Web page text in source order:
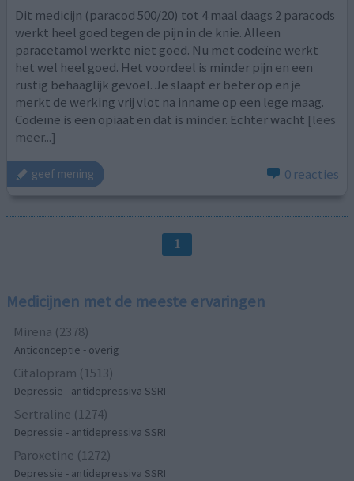
Dit medicijn (paracod 500/20) tot 4 maal daags 2 paracods
werkt heel goed tegen de pijn in de knie. Alleen
paracetamol werkte niet goed. Nu met codeïne werkt
het wel heel goed. Het voordeel is minder pijn en een
rustig behaaglijk gevoel. Je slaapt er beter op en je
merkt de werking vrij vlot na inname op een lege maag.
Codeïne is een opiaat en dat is minder. Echter wacht [lees
meer...]
geef mening 0 reacties
1
Medicijnen met de meeste ervaringen
Mirena (2378)
Anticonceptie - overig
Citalopram (1513)
Depressie - antidepressiva SSRI
Sertraline (1274)
Depressie - antidepressiva SSRI
Paroxetine (1272)
Depressie - antidepressiva SSRI